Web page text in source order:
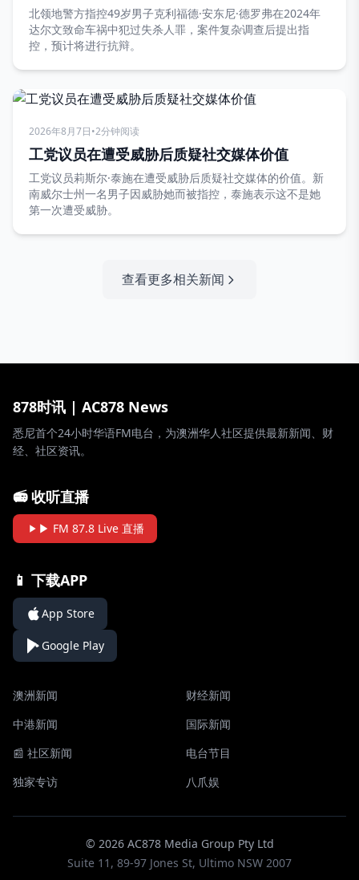
北领地警方指控49岁男子克利福德·安东尼·德罗弗在2024年
达尔文致命车祸中犯过失杀人罪，案件复杂调查后提出指
控，预计将进行抗辩。
2026年8月7日•2分钟阅读
工党议员在遭受威胁后质疑社交媒体价值
工党议员莉斯尔·泰施在遭受威胁后质疑社交媒体的价值。新
南威尔士州一名男子因威胁她而被指控，泰施表示这不是她
第一次遭受威胁。
查看更多相关新闻
878时讯 | AC878 News
悉尼首个24小时华语FM电台，为澳洲华人社区提供最新新闻、财
经、社区资讯。
📻 收听直播
▶ FM 87.8 Live 直播
📱 下载APP
App Store
Google Play
澳洲新闻
财经新闻
中港新闻
国际新闻
📰 社区新闻
电台节目
独家专访
八爪娱
© 2026 AC878 Media Group Pty Ltd
Suite 11, 89-97 Jones St, Ultimo NSW 2007